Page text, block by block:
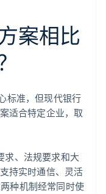
案相比
标准，但现代银行
适合特定企业，取
求、法规要求和大
持实时通信、灵活
种机制经常同时使